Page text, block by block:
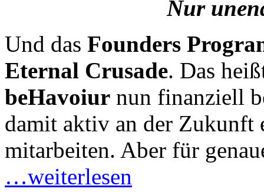
Nur
Und das Founders
Eternal Crusade. Das
beHavoiur nun finanziell
damit aktiv an der Zukunft
mitarbeiten. Aber für
…weiterlesen